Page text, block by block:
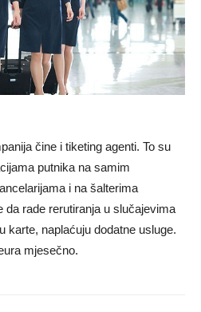
čine i tiketing agenti. To su
putnika na samim
i na šalterima
da rade rerutiranja u slučajevima
karte, naplaćuju dodatne usluge.
mjesečno.